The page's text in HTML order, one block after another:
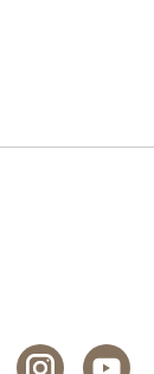
國立臺灣歷史博
國立臺灣